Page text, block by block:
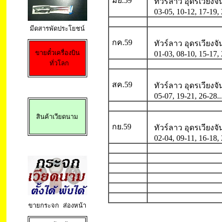
มีดสารพัดประโยชน
ขายตั๋วเครื่องบิน
ทั่วโลก
สินค้าเวียดนาม
ขายกระจก ส่องหน้า
03-05, 10-12, 17-
กค.59
ทัวร์ลาว อุดรเวียง
01-03, 08-10, 15-
สค.59
ทัวร์ลาว อุดรเวียง
05-07, 19-21, 26-
กย.59
ทัวร์ลาว อุดรเวียง
02-04, 09-11, 16-